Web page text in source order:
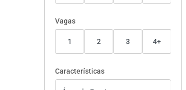
Vagas
1 2 3 4+
Características